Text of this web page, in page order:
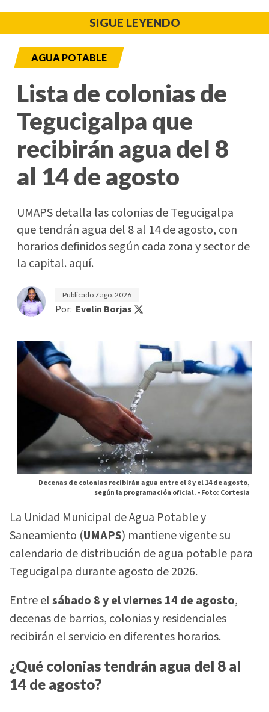
SIGUE LEYENDO
AGUA POTABLE
Lista de colonias de
Tegucigalpa que
recibirán agua del 8
al 14 de agosto
UMAPS detalla las colonias de Tegucigalpa
que tendrán agua del 8 al 14 de agosto, con
horarios definidos según cada zona y sector de
la capital. aquí.
Publicado7 ago. 2026
Por: Evelin Borjas
Decenas de colonias recibirán agua entre el 8 y el 14 de agosto,
según la programación oficial. -Foto: Cortesia
La Unidad Municipal de Agua Potable y
Saneamiento (UMAPS) mantiene vigente su
calendario de distribución de agua potable para
Tegucigalpa durante agosto de 2026.
Entre elsábado 8 y el viernes 14 de agosto,
decenas de barrios, colonias y residenciales
recibirán el servicio en diferentes horarios.
¿Qué colonias tendrán agua del 8 al
14 de agosto?